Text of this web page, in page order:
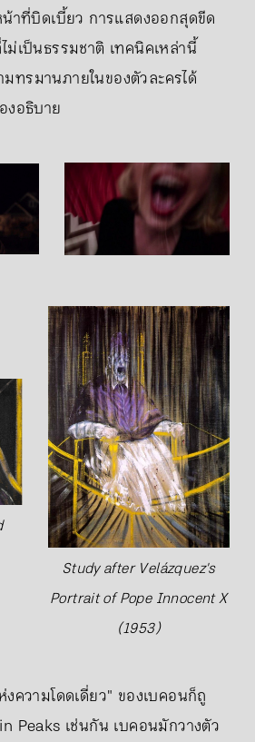
าที่บิดเบี้ยว การแสดงออกสุดขีด
ม่เป็นธรรมชาติ เทคนิคเหล่านี้
ทรมานภายในของตัวละครได้
งอธิบาย
Study after Velázquez's
Portrait of Pope Innocent X
(1953)
ความโดดเดี่ยว" ของเบคอนก็ถู
Peaks เช่นกัน เบคอนมักวางตัว